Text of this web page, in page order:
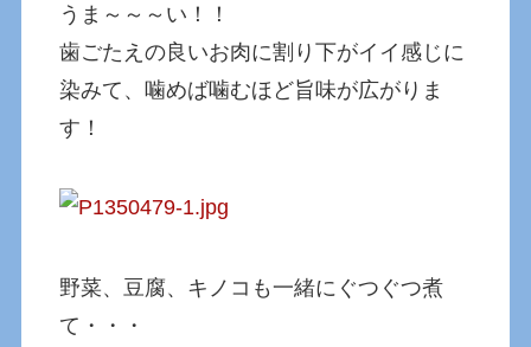
うま～～～い！！
歯ごたえの良いお肉に割り下がイイ感じに
染みて、噛めば噛むほど旨味が広がりま
す！
野菜、豆腐、キノコも一緒にぐつぐつ煮
て・・・